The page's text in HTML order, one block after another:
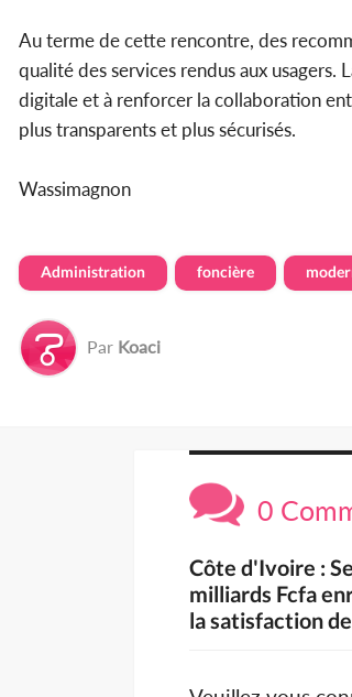
Au terme de cette rencontre, des
qualité des services rendus aux
digitale et à renforcer la collaboration
plus transparents et plus sécurisés.
Wassimagnon
Administration foncière
Par Koaci
0
Côte d'Ivoire :
milliards Fcfa
la satisfaction